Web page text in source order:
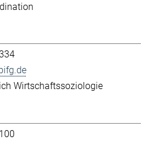
Wirtschaftssoziologie